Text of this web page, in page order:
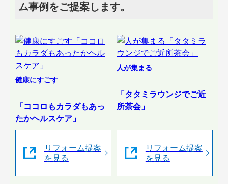
ム事例をご提案します。
健康にすごす
「ココロもカラダもあっ
たかヘルスケア」
リフォーム提案
を見る
人が集まる
「タタミラウンジでご近
所茶会」
リフォーム提案
を見る